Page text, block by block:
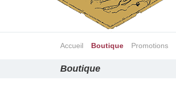
Accueil Boutique Promotions
Boutique